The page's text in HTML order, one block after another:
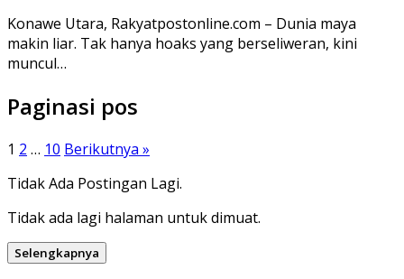
Konawe Utara, Rakyatpostonline.com – Dunia maya
makin liar. Tak hanya hoaks yang berseliweran, kini
muncul…
Paginasi pos
1 2 … 10 Berikutnya »
Tidak Ada Postingan Lagi.
Tidak ada lagi halaman untuk dimuat.
Selengkapnya